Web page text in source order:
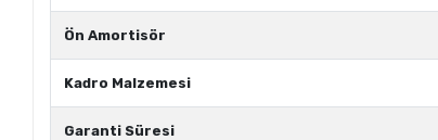
Ön Amortisör
Kadro Malzemesi
Garanti Süresi